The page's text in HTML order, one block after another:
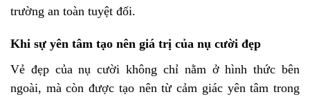
trường an toàn tuyệt đối.
Khi sự yên tâm tạo nên giá trị của nụ cười đẹp
Vẻ đẹp của nụ cười không chỉ nằm ở hình thức bên
ngoài, mà còn được tạo nên từ cảm giác yên tâm trong